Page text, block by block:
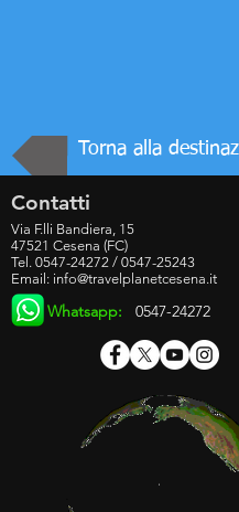
Torna alla
Contatti
Via F.lli Bandiera, 15
47521 Cesena (FC)
Tel. 0547-24272 / 0547-25243
Email: info@travelplanetcesena.it
Whatsapp: 0547-24272